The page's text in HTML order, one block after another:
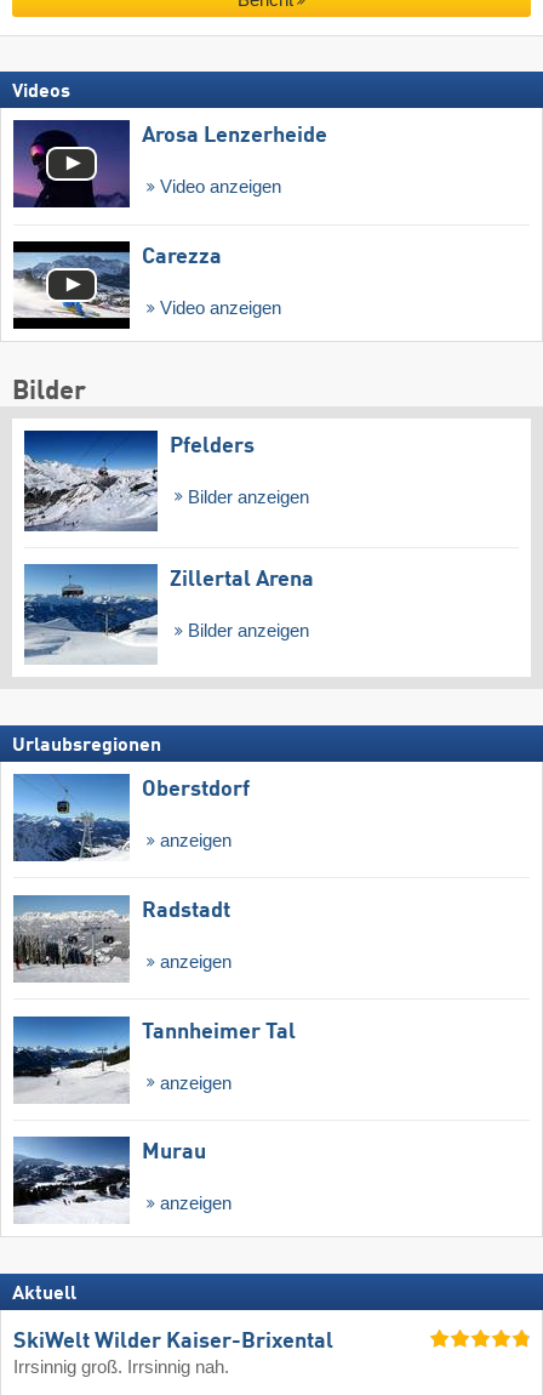
Videos
Arosa Lenzerheide
Video anzeigen
Carezza
Video anzeigen
Bilder
Pfelders
Bilder anzeigen
Zillertal Arena
Bilder anzeigen
Urlaubsregionen
Oberstdorf
anzeigen
Radstadt
anzeigen
Tannheimer Tal
anzeigen
Murau
anzeigen
Aktuell
SkiWelt Wilder Kaiser-Brixental
Irrsinnig groß. Irrsinnig nah.